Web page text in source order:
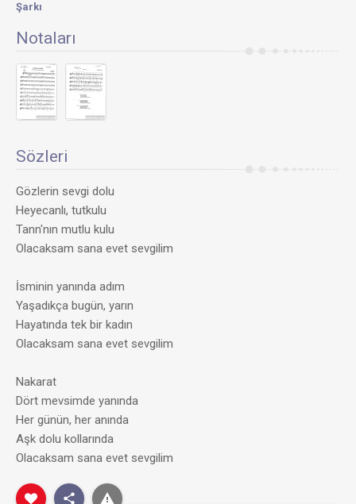
Şarkı
Notaları
Sözleri
Gözlerin sevgi dolu
Heyecanlı, tutkulu
Tann'nın mutlu kulu
Olacaksam sana evet sevgilim
İsminin yanında adım
Yaşadıkça bugün, yarın
Hayatında tek bir kadın
Olacaksam sana evet sevgilim
Nakarat
Dört mevsimde yanında
Her günün, her anında
Aşk dolu kollarında
Olacaksam sana evet sevgilim